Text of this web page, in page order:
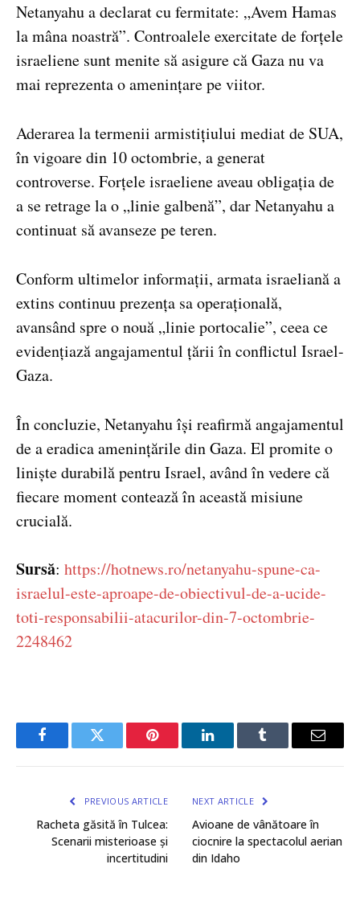
Netanyahu a declarat cu fermitate: „Avem Hamas
la mâna noastră”. Controalele exercitate de forțele
israeliene sunt menite să asigure că Gaza nu va
mai reprezenta o amenințare pe viitor.
Aderarea la termenii armistițiului mediat de SUA,
în vigoare din 10 octombrie, a generat
controverse. Forțele israeliene aveau obligația de
a se retrage la o „linie galbenă”, dar Netanyahu a
continuat să avanseze pe teren.
Conform ultimelor informații, armata israeliană a
extins continuu prezența sa operațională,
avansând spre o nouă „linie portocalie”, ceea ce
evidențiază angajamentul țării în conflictul Israel-
Gaza.
În concluzie, Netanyahu își reafirmă angajamentul
de a eradica amenințările din Gaza. El promite o
liniște durabilă pentru Israel, având în vedere că
fiecare moment contează în această misiune
crucială.
Sursă: https://hotnews.ro/netanyahu-spune-ca-
israelul-este-aproape-de-obiectivul-de-a-ucide-
toti-responsabilii-atacurilor-din-7-octombrie-
2248462
FacebookTwitter Pinterest LinkedInTumblr Email
PREVIOUS ARTICLE
Racheta găsită în Tulcea:
Scenarii misterioase și
incertitudini
NEXT ARTICLE
Avioane de vânătoare în
ciocnire la spectacolul aerian
din Idaho